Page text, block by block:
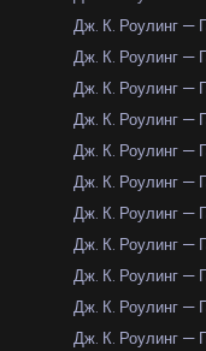
Дж. К. Роулинг —
Дж. К. Роулинг —
Дж. К. Роулинг —
Дж. К. Роулинг —
Дж. К. Роулинг —
Дж. К. Роулинг —
Дж. К. Роулинг —
Дж. К. Роулинг —
Дж. К. Роулинг —
Дж. К. Роулинг —
Дж. К. Роулинг —